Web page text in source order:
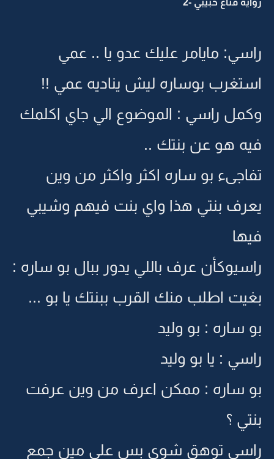
رواية قناع حبيبي -2
راسي: مايامر عليك عدو يا .. عمي
استغرب بوساره ليش يناديه عمي !!
وكمل راسي : الموضوع الي جاي اكلمك
فيه هو عن بنتك ..
تفاجىء بو ساره اكثر واكثر من وين
يعرف بنتي هذا واي بنت فيهم وشيبي
فيها
راسيوكأن عرف باللي يدور ببال بو ساره :
بغيت اطلب منك القرب ببنتك يا بو ...
بو ساره : بو وليد
راسي : يا بو وليد
بو ساره : ممكن اعرف من وين عرفت
بنتي ؟
راسي توهق شوي بس على مين جمع